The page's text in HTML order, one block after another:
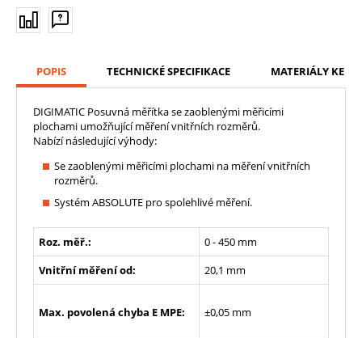
POPIS TECHNICKÉ SPECIFIKACE MATERIÁLY KE
DIGIMATIC Posuvná měřítka se zaoblenými měřicími
plochami umožňující měření vnitřních rozměrů.
Nabízí následující výhody:
Se zaoblenými měřicími plochami na měření vnitřních
rozměrů.
Systém ABSOLUTE pro spolehlivé měření.
Roz. měř.:
0 - 450 mm
Vnitřní měření od:
20,1 mm
Max. povolená chyba E MPE: ±0,05 mm